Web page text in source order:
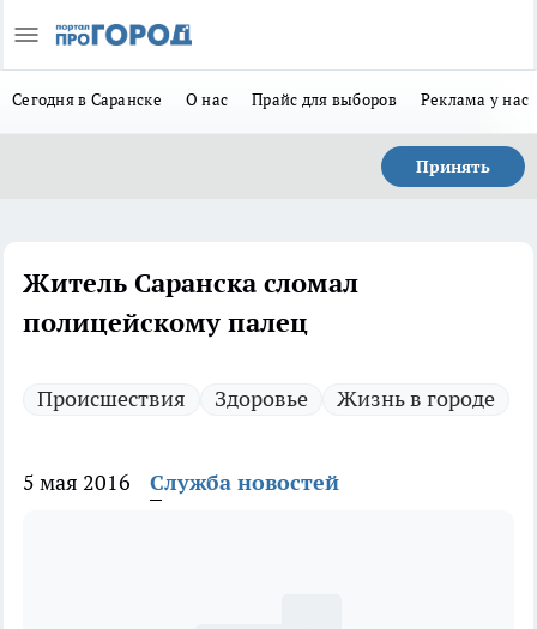
Сегодня в Саранске О нас Прайс для выборов Реклама у нас
Принять
Житель Саранска сломал
полицейскому палец
Происшествия Здоровье Жизнь в городе
5 мая 2016 Служба новостей